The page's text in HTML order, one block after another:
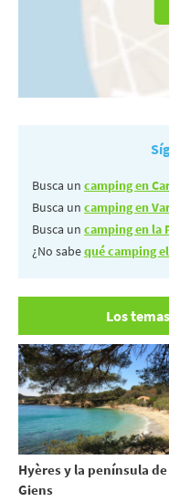
Busca un camping en
Busca un camping en
Busca un camping en la
¿No sabequé camping
Los
Hyères y la península de
Giens